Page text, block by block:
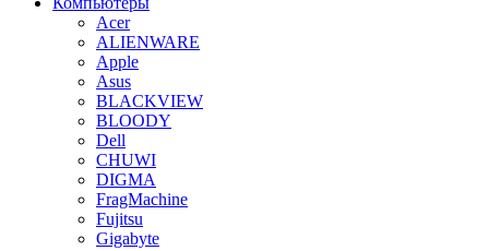
Acer
ALIENWARE
Apple
Asus
BLACKVIEW
BLOODY
Dell
CHUWI
DIGMA
FragMachine
Fujitsu
Gigabyte